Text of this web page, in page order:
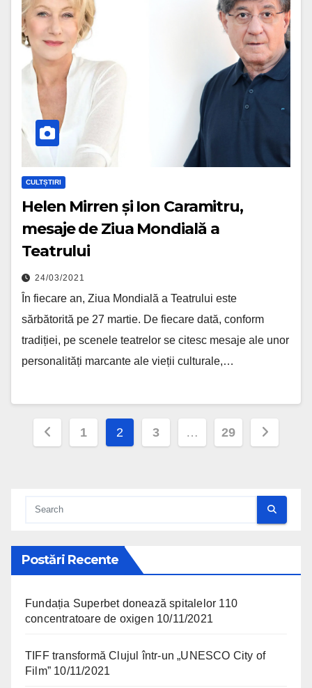
CULTȘTIRI
Helen Mirren și Ion Caramitru,
mesaje de Ziua Mondială a
Teatrului
24/03/2021
În fiecare an, Ziua Mondială a Teatrului este
sărbătorită pe 27 martie. De fiecare dată, conform
tradiției, pe scenele teatrelor se citesc mesaje ale unor
personalități marcante ale vieții culturale,…
Posts pagination
1 2 3 … 29
Postări Recente
Fundația Superbet donează spitalelor 110
concentratoare de oxigen 10/11/2021
TIFF transformă Clujul într-un „UNESCO City of
Film” 10/11/2021